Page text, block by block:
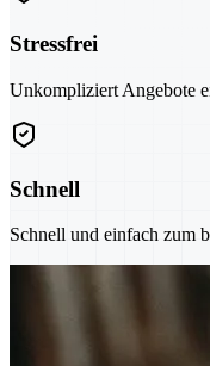
Stressfrei
Unkompliziert Angebote
Schnell
Schnell und einfach zum